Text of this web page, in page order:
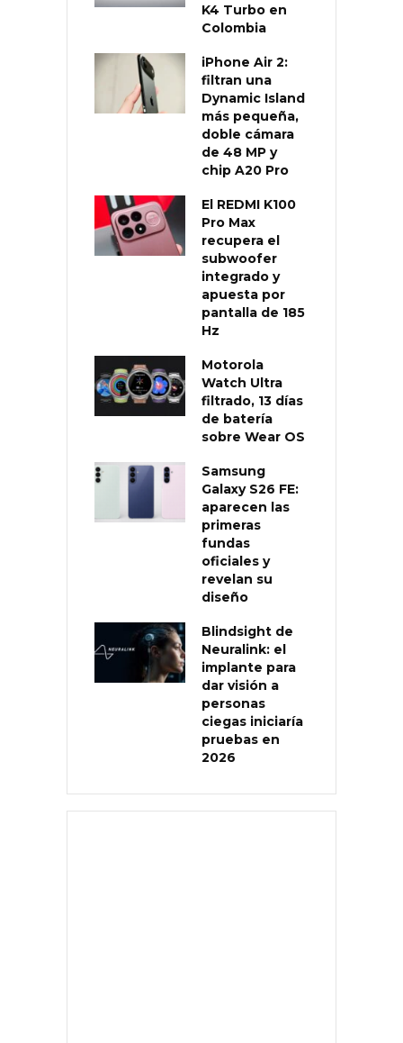
K4 Turbo en
Colombia
iPhone Air 2:
filtran una
Dynamic Island
más pequeña,
doble cámara
de 48 MP y
chip A20 Pro
El REDMI K100
Pro Max
recupera el
subwoofer
integrado y
apuesta por
pantalla de 185
Hz
Motorola
Watch Ultra
filtrado, 13 días
de batería
sobre Wear OS
Samsung
Galaxy S26 FE:
aparecen las
primeras
fundas
oficiales y
revelan su
diseño
Blindsight de
Neuralink: el
implante para
dar visión a
personas
ciegas iniciaría
pruebas en
2026